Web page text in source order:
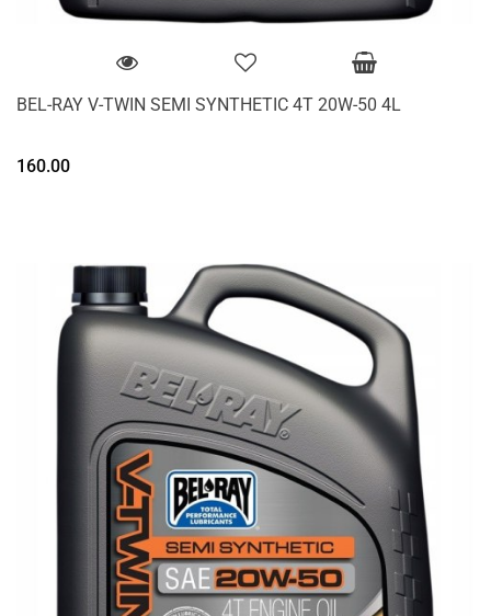
BEL-RAY V-TWIN SEMI SYNTHETIC 4T 20W-50 4L
160.00